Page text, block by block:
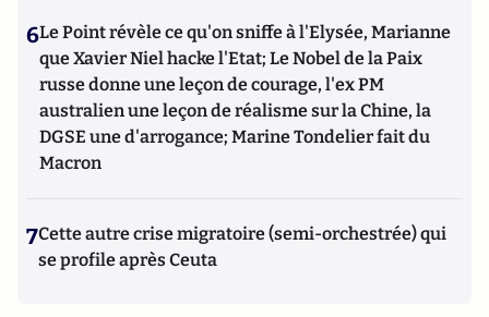
6Le Point révèle ce qu'on sniffe à l'Elysée, Marianne
que Xavier Niel hacke l'Etat; Le Nobel de la Paix
russe donne une leçon de courage, l'ex PM
australien une leçon de réalisme sur la Chine, la
DGSE une d'arrogance; Marine Tondelier fait du
Macron
7Cette autre crise migratoire (semi-orchestrée) qui
se profile après Ceuta